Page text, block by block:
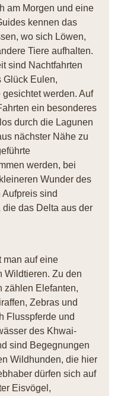
am Morgen und eine
kennen das
wo sich Löwen,
Tiere aufhalten.
sind Nachtfahrten
Glück Eulen,
werden. Auf
ein besonderes
durch die Lagunen
nächster Nähe zu
werden, bei
Wunder des
sind
das Delta aus der
man auf eine
Wildtieren. Zu den
zählen Elefanten,
Zebras und
Flusspferde und
des Khwai-
sind Begegnungen
Wildhunden, die hier
dürfen sich auf
Eisvögel,